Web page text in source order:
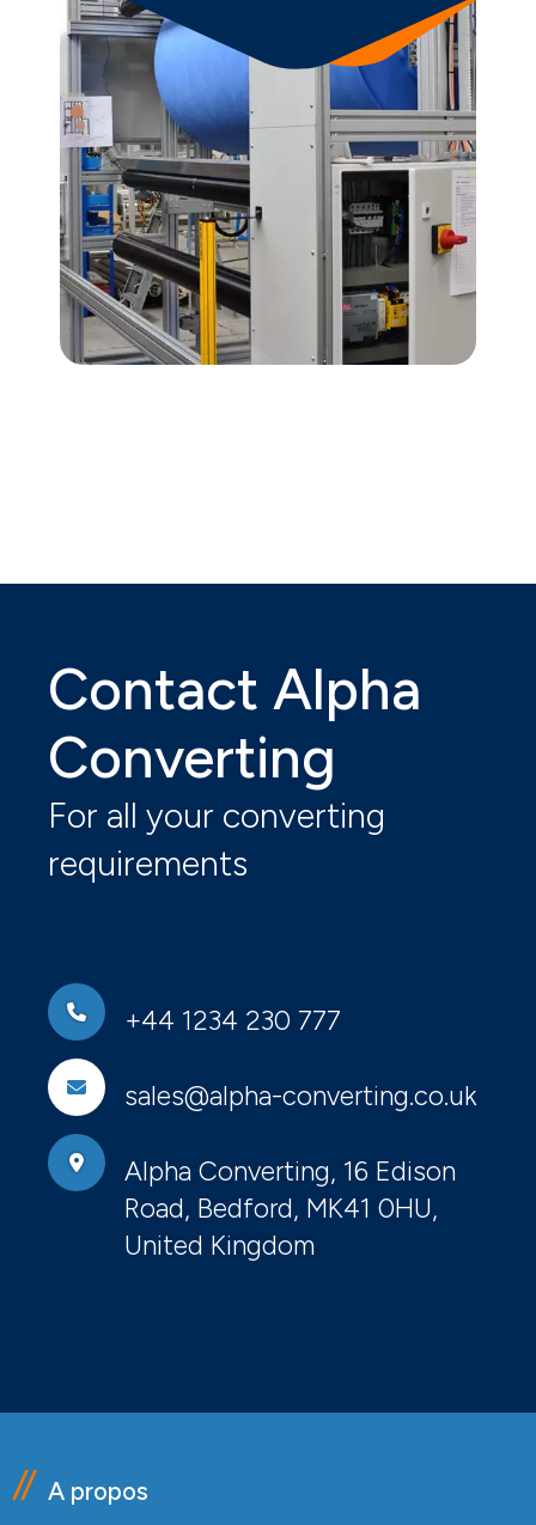
En savoir plus
Contact Alpha
Converting
For all your converting
requirements
+44 1234 230 777
sales@alpha-converting.co.uk
Alpha Converting, 16 Edison
Road, Bedford, MK41 0HU,
United Kingdom
A propos